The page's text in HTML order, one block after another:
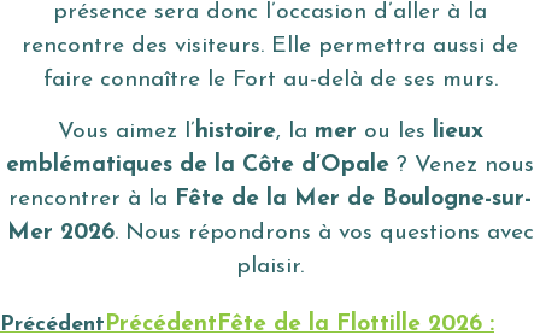
présence sera donc l’occasion d’aller à la
rencontre des visiteurs. Elle permettra aussi de
faire connaître le Fort au-delà de ses murs.
Vous aimez l’ histoire, la mer ou les
lieux
emblématiques de la Côte d’Opale ? Venez nous
rencontrer à la Fête de la Mer de Boulogne-sur-
Mer 2026. Nous répondrons à vos questions avec
plaisir.
Précédent Précédent Fête de la Flottille 2026 :